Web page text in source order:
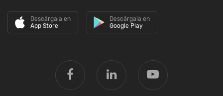
Descárgala en
App Store
Descárgala en
Google Play